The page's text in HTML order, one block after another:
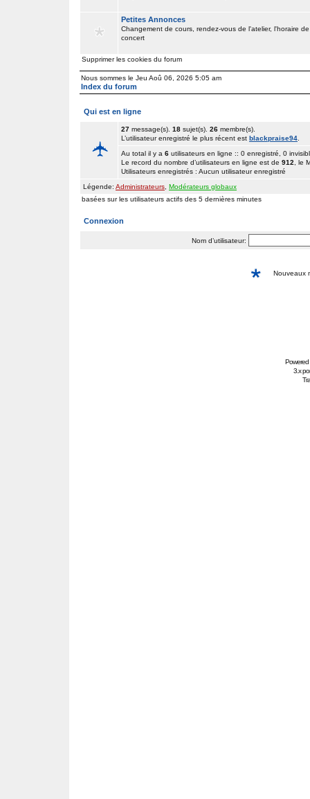
Petites Annonces
Changement de cours, rendez-vous de l'atelier, l'horaire
concert
Supprimer les cookies du forum
Nous sommes le Jeu Aoû 06, 2026 5:05 am
Index du forum
Qui est en ligne
27 message(s). 18 sujet(s). 26 membre(s).
L’utilisateur enregistré le plus récent est blackpraise94
Au total il y a 6 utilisateurs en ligne :: 0 enregistré, 0
Le record du nombre d’utilisateurs en ligne est de 912 , le
Utilisateurs enregistrés : Aucun utilisateur enregistré
Légende: Administrateurs Modérateurs globaux
basées sur les utilisateurs actifs des 5 dernières minutes
Connexion
Nom d’utilisateur:
3.x